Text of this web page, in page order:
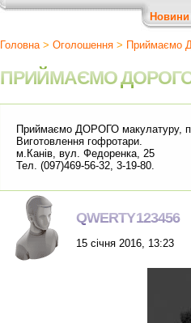
Новини
Головна> Оголошення > Приймаємо
ПРИЙМАЄМО ДОРОГО
Приймаємо ДОРОГО макулатуру,
Виготовлення гофротари.
м.Канів, вул. Федоренка, 25
Тел. (097)469-56-32, 3-19-80.
QWERTY123456
15 січня 2016, 13:23